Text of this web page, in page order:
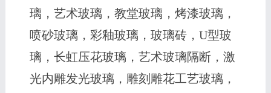
璃，艺术玻璃，教堂玻璃，烤漆玻璃，
喷砂玻璃，彩釉玻璃，玻璃砖，U型玻
璃，长虹压花玻璃，艺术玻璃隔断，激
光内雕发光玻璃，雕刻雕花工艺玻璃，